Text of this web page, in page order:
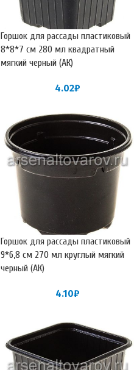
Горшок для рассады пластиковый
8*8*7 см 280 мл квадратный
мягкий черный (АК)
4.02₽
Горшок для рассады пластиковый
9*6,8 см 270 мл круглый мягкий
черный (АК)
4.10₽